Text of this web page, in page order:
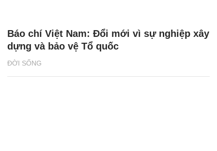
ĐỜI SỐNG
Báo chí Việt Nam: Đổi mới vì sự nghiệp xây
dựng và bảo vệ Tổ quốc